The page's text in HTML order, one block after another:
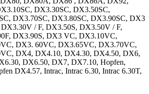
DX3.30SC, DX3.50SC,
DX3.70SC, DX3.80SC, DX3.90SC, DX3
/ F, DX3.50S, DX3.50V / F,
DX3.90S, DX3 VC, DX3.10VC,
DX3. 60VC, DX3.65VC, DX3.70VC,
DX4, DX4.10, DX4.30, DX4.50, DX6,
DX6.50, DX7, DX7.10, Hopfen,
DX4.57, Intrac, Intrac 6.30, Intrac 6.30T,